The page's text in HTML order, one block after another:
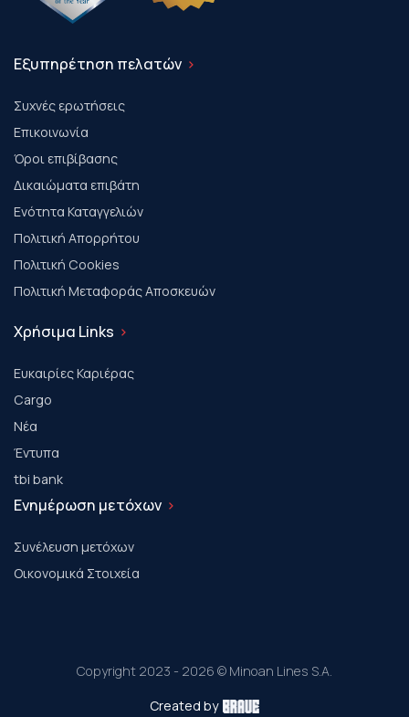
Εξυπηρέτηση πελατών
Συχνές ερωτήσεις
Επικοινωνία
Όροι επιβίβασης
Δικαιώματα επιβάτη
Ενότητα Καταγγελιών
Πολιτική Απορρήτου
Πολιτική Cookies
Πολιτική Μεταφοράς Αποσκευών
Χρήσιμα Links
Ευκαιρίες Καριέρας
Cargo
Νέα
Έντυπα
tbi bank
Ενημέρωση μετόχων
Συνέλευση μετόχων
Οικονομικά Στοιχεία
Copyright 2023 - 2026 © Minoan Lines S.A.
Created by